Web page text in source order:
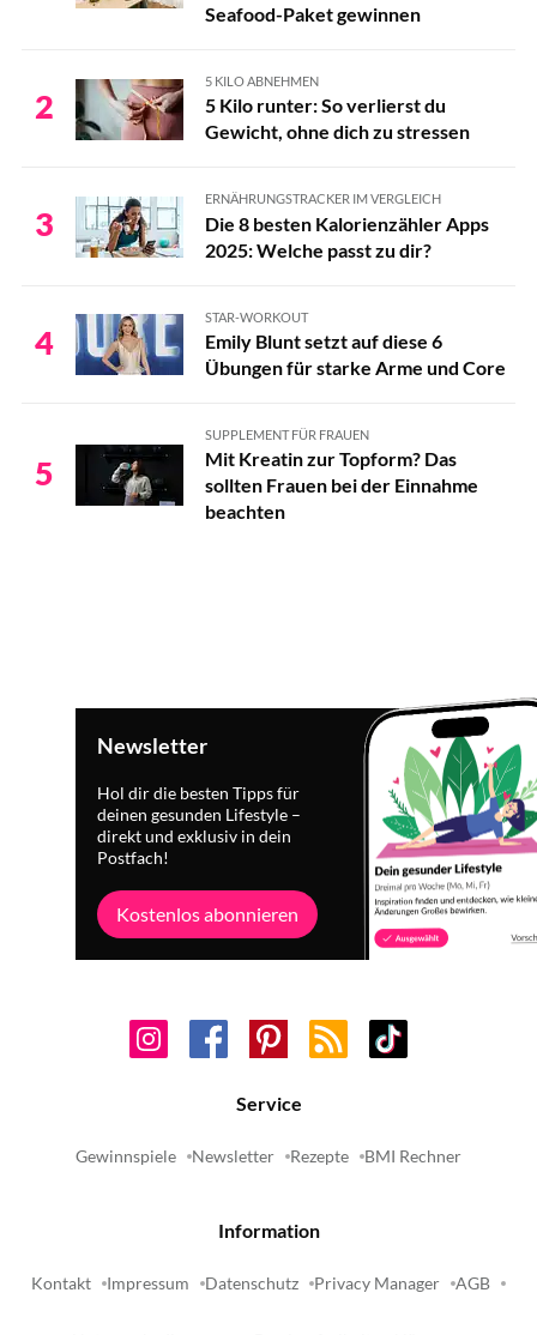
Seafood-Paket gewinnen
2
5 KILO ABNEHMEN
5 Kilo runter: So verlierst du
Gewicht, ohne dich zu stressen
3
ERNÄHRUNGSTRACKER IM VERGLEICH
Die 8 besten Kalorienzähler Apps
2025: Welche passt zu dir?
4
STAR-WORKOUT
Emily Blunt setzt auf diese 6
Übungen für starke Arme und Core
5
SUPPLEMENT FÜR FRAUEN
Mit Kreatin zur Topform? Das
sollten Frauen bei der Einnahme
beachten
Newsletter
Hol dir die besten Tipps für
deinen gesunden Lifestyle –
direkt und exklusiv in dein
Postfach!
Kostenlos abonnieren
Service
Gewinnspiele Newsletter Rezepte BMI Rechner
Information
Kontakt Impressum Datenschutz Privacy Manager AGB